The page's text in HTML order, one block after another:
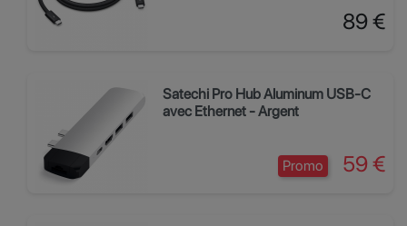
Prix
89 €
Satechi Pro Hub Aluminum USB-C
avec Ethernet - Argent
Promo Prix
59 €